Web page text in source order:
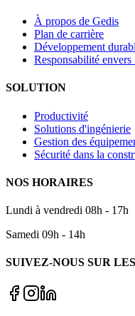
À propos de Gedis
Plan de carrière
Développement
Responsabilité
SOLUTION
Productivité
Solutions d'ingénierie
Gestion des
Sécurité dans la
NOS HORAIRES
Lundi à vendredi 08h - 17h
Samedi 09h - 14h
SUIVEZ-NOUS SUR